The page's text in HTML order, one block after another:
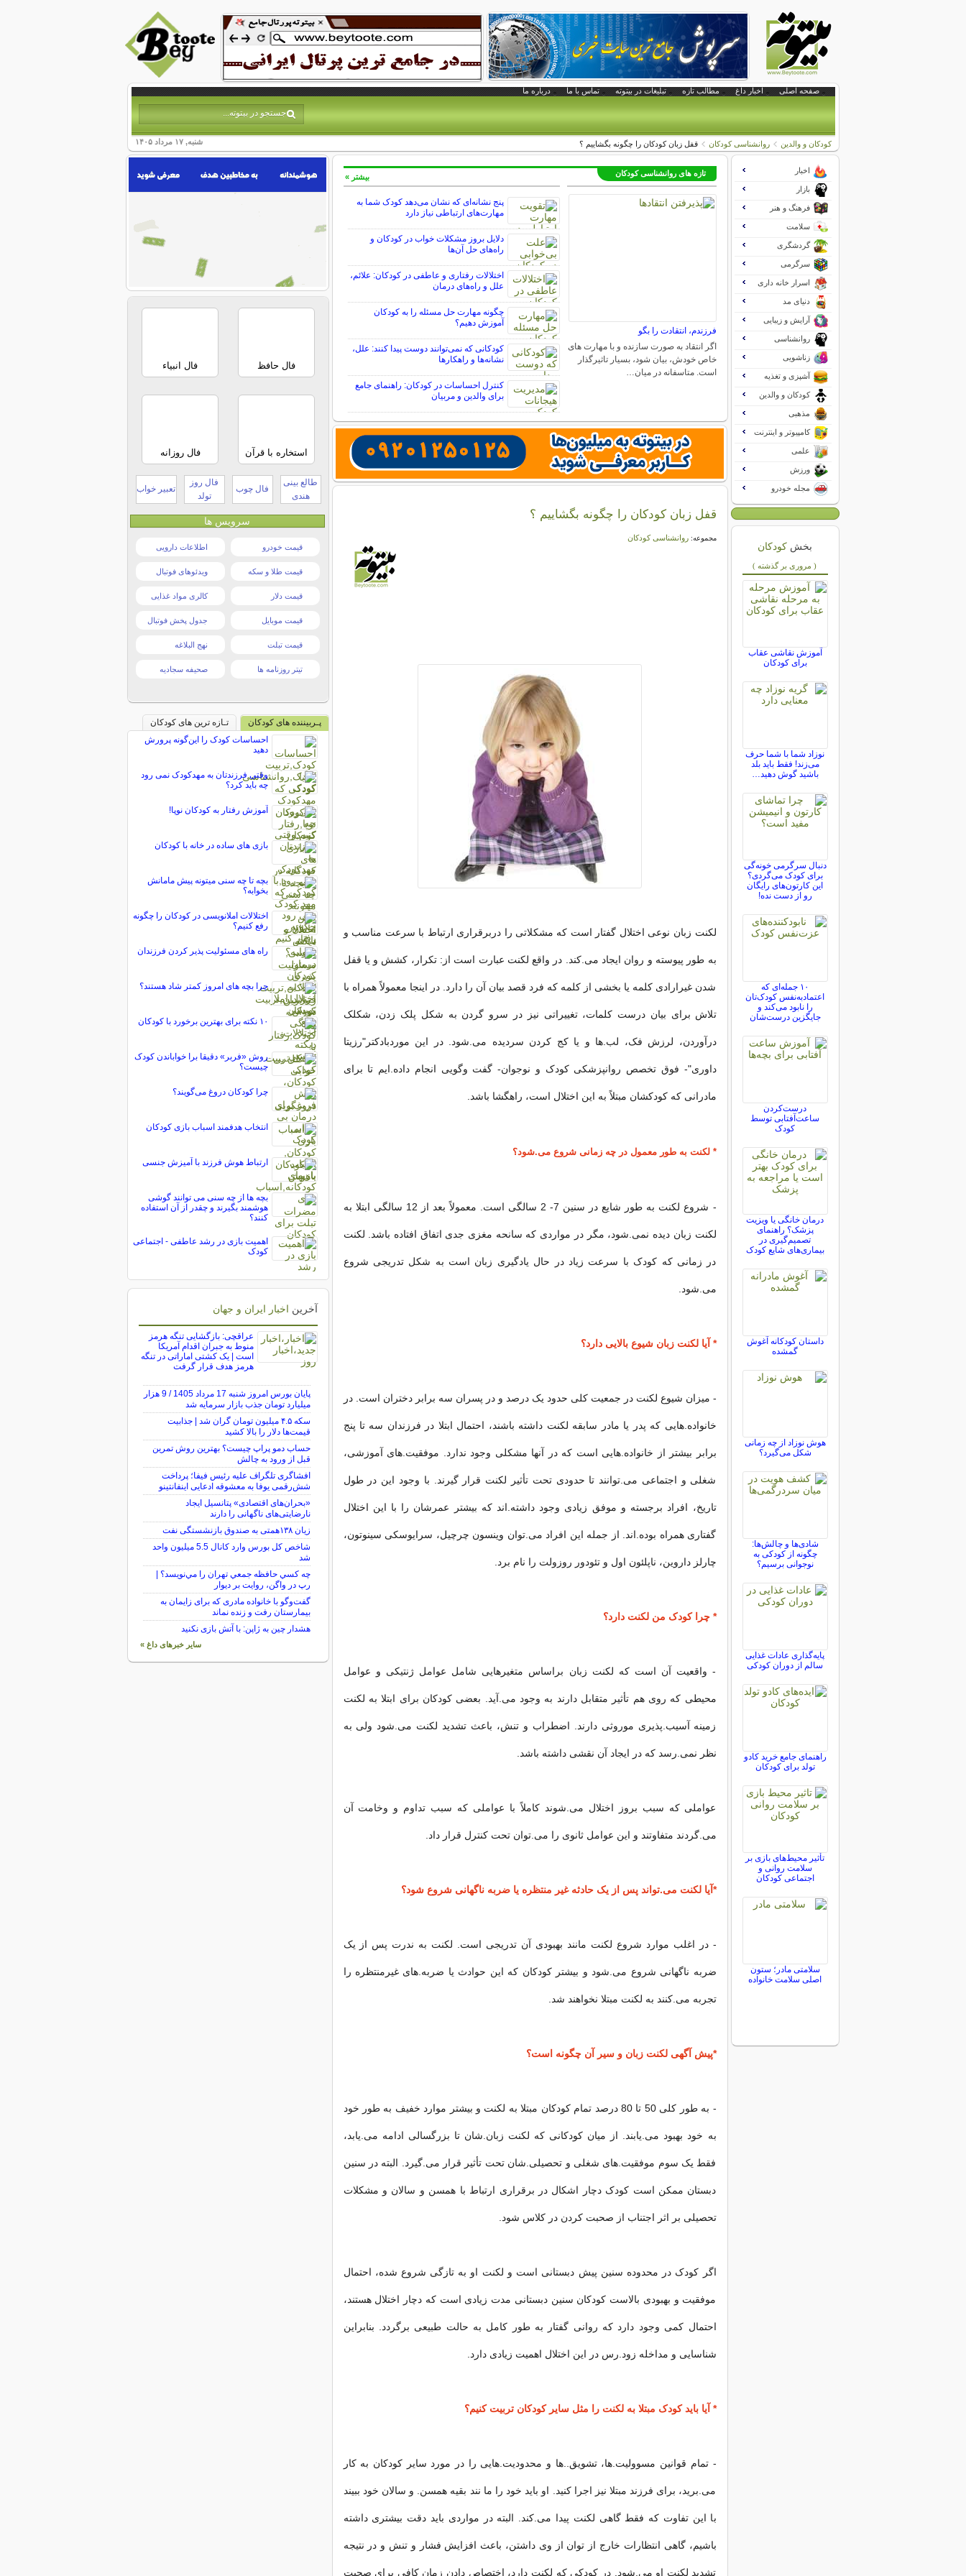
صفحه اصلی اخبار داغ مطالب تازه تبلیغات در بیتوته تماس با ما درباره ما
شنبه, ۱۷ مرداد ۱۴۰۵ کودکان و والدین روانشناسی کودکان قفل زبان کودکان را چگونه بگشاییم ؟
تازه های روانشناسی کودکان
فرزندم، انتقادت را بگو
اگر انتقاد به صورت سازنده و با مهارت های
خاص خودش، بیان شود، بسیار تاثیرگذار
است. متاسفانه در میان…
پنج نشانه‌ای که نشان می‌دهد کودک شما به
مهارت‌های ارتباطی نیاز دارد
دلایل بروز مشکلات خواب در کودکان و
راه‌های حل آن‌ها
اختلالات رفتاری و عاطفی در کودکان: علائم،
علل و راه‌های درمان
چگونه مهارت حل مسئله را به کودکان
آموزش دهیم؟
کودکانی که نمی‌توانند دوست پیدا کنند: علل،
نشانه‌ها و راهکارها
کنترل احساسات در کودکان: راهنمای جامع
برای والدین و مربیان
بیشتر »
قفل زبان کودکان را چگونه بگشاییم ؟
مجموعه:روانشناسی کودکان
لکنت زبان نوعی اختلال گفتار است که مشکلاتی را دربرقراری ارتباط با سرعت مناسب و
به طور پیوسته و روان ایجاد می.کند. در واقع لکنت عبارت است از: تکرار، کشش و یا قفل
شدن غیرارادی کلمه یا بخشی از کلمه که فرد قصد بیان آن را دارد. در اینجا معمولاً همراه با
تلاش برای بیان درست کلمات، تغییراتی نیز در سرو گردن به شکل پلک زدن، شکلک
درآوردن، لرزش فک، لب.ها و یا کج کردن سردیده می.شود. در این موردبادکتر"رزیتا
داوری"- فوق تخصص روانپزشکی کودک و نوجوان- گفت وگویی انجام داده.ایم تا برای
مادرانی که کودکشان مبتلاً به این اختلال است، راهگشا باشد.
* لکنت به طور معمول در چه زمانی شروع می.شود؟
- شروع لکنت به طور شایع در سنین 7- 2 سالگی است. معمولاً بعد از 12 سالگی ابتلا به
لکنت زبان دیده نمی.شود، مگر در مواردی که سانحه مغزی جدی اتفاق افتاده باشد. لکنت
در زمانی که کودک با سرعت زیاد در حال یادگیری زبان است به شکل تدریجی شروع
می.شود.
* آیا لکنت زبان شیوع بالایی دارد؟
- میزان شیوع لکنت در جمعیت کلی حدود یک درصد و در پسران سه برابر دختران است. در
خانواده.هایی که پدر یا مادر سابقه لکنت داشته باشند، احتمال ابتلا در فرزندان سه تا پنج
برابر بیشتر از خانواده.هایی است که در آنها مشکلی وجود ندارد. موفقیت.های آموزشی،
شغلی و اجتماعی می.توانند تا حدودی تحت تأثیر لکنت قرار گیرند. با وجود این در طول
تاریخ، افراد برجسته و موفق زیادی وجود داشته.اند که بیشتر عمرشان را با این اختلال
گفتاری همراه بوده.اند. از جمله این افراد می.توان وینسون چرچیل، سرایوسکی سینوتون،
چارلز داروین، ناپلئون اول و تئودور روزولت را نام برد.
* چرا کودک من لکنت دارد؟
- واقعیت آن است که لکنت زبان براساس متغیرهایی شامل عوامل ژنتیکی و عوامل
محیطی که روی هم تأثیر متقابل دارند به وجود می.آید. بعضی کودکان برای ابتلا به لکنت
زمینه آسیب.پذیری موروثی دارند. اضطراب و تنش، باعث تشدید لکنت می.شود ولی به
نظر نمی.رسد که در ایجاد آن نقشی داشته باشد.
عواملی که سبب بروز اختلال می.شوند کاملاً با عواملی که سبب تداوم و وخامت آن
می.گردند متفاوتند و این عوامل ثانوی را می.توان تحت کنترل قرار داد.
*آیا لکنت می.تواند پس از یک حادثه غیر منتظره یا ضربه ناگهانی شروع شود؟
- در اغلب موارد شروع لکنت مانند بهبودی آن تدریجی است. لکنت به ندرت پس از یک
ضربه ناگهانی شروع می.شود و بیشتر کودکان که این حوادث یا ضربه.های غیرمنتظره را
تجربه می.کنند به لکنت مبتلا نخواهند شد.
*پیش آگهی لکنت زبان و سیر آن چگونه است؟
- به طور کلی 50 تا 80 درصد تمام کودکان مبتلا به لکنت و بیشتر موارد خفیف به طور خود
به خود بهبود می.یابند. از میان کودکانی که لکنت زبان.شان تا بزرگسالی ادامه می.یابد،
فقط یک سوم موفقیت.های شغلی و تحصیلی.شان تحت تأثیر قرار می.گیرد. البته در سنین
دبستان ممکن است کودک دچار اشکال در برقراری ارتباط با همسن و سالان و مشکلات
تحصیلی بر اثر اجتناب از صحبت کردن در کلاس شود.
اگر کودک در محدوده سنین پیش دبستانی است و لکنت او به تازگی شروع شده، احتمال
موفقیت و بهبودی بالاست کودکان سنین دبستانی مدت زیادی است که دچار اختلال هستند،
احتمال کمی وجود دارد که روانی گفتار به طور کامل به حالت طبیعی برگردد. بنابراین
شناسایی و مداخله زود.رس در این اختلال اهمیت زیادی دارد.
* آیا باید کودک مبتلا به لکنت را مثل سایر کودکان تربیت کنیم؟
- تمام قوانین مسوولیت.ها، تشویق..ها و محدودیت.هایی را در مورد سایر کودکان به کار
می.برید، برای فرزند مبتلا نیز اجرا کنید. او باید خود را ما نند بقیه همسن. و سالان خود ببیند
با این تفاوت که فقط گاهی لکنت پیدا می.کند. البته در مواردی باید دقت بیشتری داشته
باشیم، گاهی انتظارات خارج از توان از وی داشتن، باعث افزایش فشار و تنش و در نتیجه
تشدید لکنت او می.شود. در کودکی که لکنت دارد، اختصاص دادن زمان کافی برای صحبت
اخبار
بازار
فرهنگ و هنر
سلامت
گردشگری
سرگرمی
اسرار خانه داری
دنیای مد
آرایش و زیبایی
روانشناسی
زناشویی
آشپزی و تغذیه
کودکان و والدین
مذهبی
کامپیوتر و اینترنت
علمی
ورزش
مجله خودرو
بخش کودکان
( مروری بر گذشته )
آموزش نقاشی عقاب
برای کودکان
نوزاد شما با شما حرف
می‌زند! فقط باید بلد
باشید گوش دهید…
دنبال سرگرمی خونه‌گی
برای کودک می‌گردی؟
این کارتون‌های رایگان
رو از دست نده!
۱۰ جمله‌ای که
اعتمادبه‌نفس کودک‌تان
را نابود می‌کند و
جایگزین درست‌شان
درست‌کردن
ساعت‌آفتابی توسط
کودک
درمان خانگی یا ویزیت
پزشک؟ راهنمای
تصمیم‌گیری در
بیماری‌های شایع کودک
داستان کودکانه آغوش
گمشده
هوش نوزاد از چه زمانی
شکل می‌گیرد؟
شادی‌ها و چالش‌ها:
چگونه از کودکی به
نوجوانی برسیم؟
پایه‌گذاری عادات غذایی
سالم از دوران کودکی
راهنمای جامع خرید کادو
تولد برای کودکان
تأثیر محیط‌های بازی بر
سلامت روانی و
اجتماعی کودکان
سلامتی مادر؛ ستون
اصلی سلامت خانواده
فال حافظ فال انبیاء
استخاره با قرآن فال روزانه
طالع بینی
هندی
فال چوب
فال روز
تولد
تعبیر خواب
سرویس ها
قیمت خودرو اطلاعات دارویی
قیمت طلا و سکه ویدئوهای فوتبال
قیمت دلار کالری مواد غذایی
قیمت موبایل جدول پخش فوتبال
قیمت تبلت نهج البلاغه
تیتر روزنامه ها صحیفه سجادیه
پـربیننده های کودکان
تـازه ترین های کودکان
احساسات کودک را این‌گونه پرورش
دهید
وقتی فرزندتان به مهدکودک نمی رود
چه باید کرد؟
آموزش رفتار به کودکان نوپا!
بازی های ساده در خانه با کودکان
بچه تا چه سنی میتونه پیش مامانش
بخوابه؟
اختلالات املانویسی در کودکان را چگونه
رفع کنیم؟
راه های مسئولیت پذیر کردن فرزندان
چرا بچه های امروز کمتر شاد هستند؟
۱۰ نکته برای بهترین برخورد با کودکان
روش «فربر» دقیقا برا خواباندن کودک
چیست؟
چرا کودکان دروغ می‌گویند؟
انتخاب هدفمند اسباب بازی کودکان
ارتباط هوش فرزند با آمیزش جنسی
بچه ها از چه سنی می توانند گوشی
هوشمند بگیرند و چقدر از آن استفاده
کنند؟
اهمیت بازی در رشد عاطفی - اجتماعی
کودک
آخرین اخبار ایران و جهان
عراقچی: بازگشایی تنگه هرمز
منوط به جبران اقدام آمریکا
است | یک کشتی اماراتی در تنگه
هرمز هدف قرار گرفت
پایان بورس امروز شنبه 17 مرداد 1405 / 9 هزار
میلیارد تومان جذب بازار سرمایه شد
سکه ۴.۵ میلیون تومان گران شد | جذابیت
قیمت‌ها دلار را بالا کشید
حساب دمو پراپ چیست؟ بهترین روش تمرین
قبل از ورود به چالش
افشاگری تلگراف علیه رئیس فیفا؛ پرداخت
شش‌رقمی یوفا به معشوقه ادعایی اینفانتینو
«بحران‌های اقتصادی» پتانسیل ایجاد
نارضایتی‌های ناگهانی را دارند
زیان ۱۳۸همتی به صندوق بازنشستگی نفت
شاخص کل بورس وارد کانال 5.5 میلیون واحد
شد
چه كسي حافظه جمعي تهران را مي‌نويسد؟ |
رپ در واگن، روايت بر ديوار
گفت‌وگو با خانواده مادری که برای زایمان به
بیمارستان رفت و زنده نماند
هشدار چین به ژاپن: با آتش بازی نکنید
سایر خبرهای داغ »